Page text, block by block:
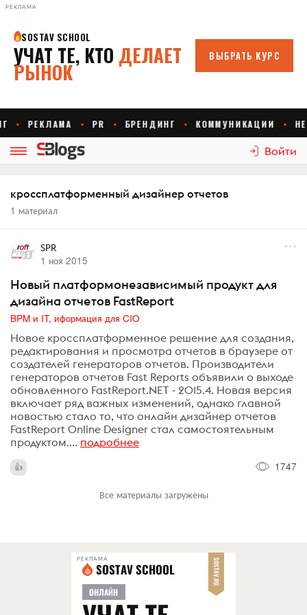
РЕКЛАМА
Войти
кроссплатформенный дизайнер отчетов
1 материал
SPR
1 ноя 2015
Новый платформонезависимый продукт для
дизайна отчетов FastReport
BPM и IT, иформация для CIO
Новое кроссплатформенное решение для создания,
редактирования и просмотра отчетов в браузере от
создателей генераторов отчетов. Производители
генераторов отчетов Fast Reports объявили о выходе
обновленного FastReport.NET - 2015.4. Новая версия
включает ряд важных изменений, однако главной
новостью стало то, что онлайн дизайнер отчетов
FastReport Online Designer стал самостоятельным
продуктом.... подробнее
1747
Все материалы загружены
РЕКЛАМА